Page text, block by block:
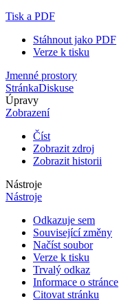
Tisk a PDF
Stáhnout jako PDF
Verze k tisku
Jmenné prostory
StránkaDiskuse
Úpravy
Zobrazení
Číst
Zobrazit zdroj
Zobrazit historii
Nástroje
Nástroje
Odkazuje sem
Související změny
Načíst soubor
Verze k tisku
Trvalý odkaz
Informace o stránce
Citovat stránku